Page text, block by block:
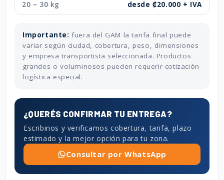
20 – 30 kg desde ₡20.000 + IVA
Importante: fuera del GAM la tarifa final puede
variar según ciudad, cobertura, peso, dimensiones
y empresa transportista seleccionada. Productos
grandes o voluminosos pueden requerir cotización
logística especial.
¿QUERÉS CONFIRMAR TU ENTREGA?
Escribinos y verificamos cobertura, tarifa, plazo
estimado y la mejor opción para tu zona.
Consultar por WhatsApp